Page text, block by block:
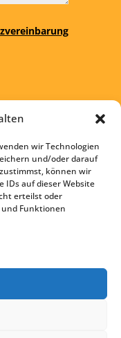
wir Technologien
und/oder darauf
können wir
IDs auf dieser Website
erteilst oder
Funktionen